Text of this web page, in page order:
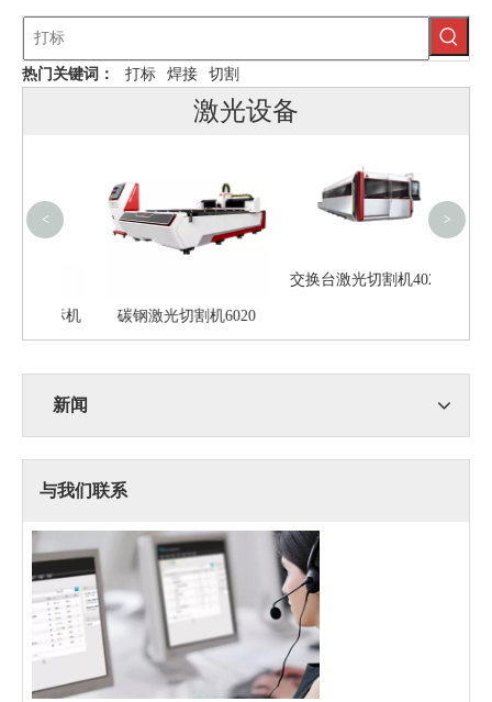
热门关键词： 打标 焊接 切割
激光设备
碳钢激光切割机6020
交换台激光切割机4020S
< >
新闻
与我们联系